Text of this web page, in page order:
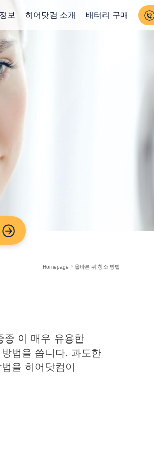
보 히어닷컴 소개 배터리 구매
Homepage 올바른 귀 청소 방법
종 이 매우 유용한
법을 씁니다. 과도한
을 히어닷컴이